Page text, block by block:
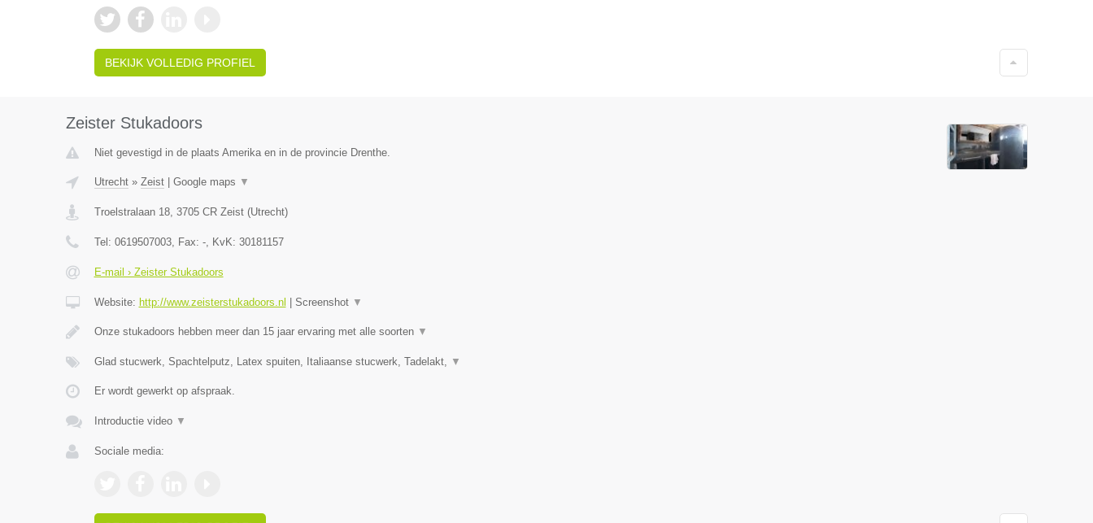
BEKIJK VOLLEDIG PROFIEL
Zeister Stukadoors
Niet gevestigd in de plaats Amerika en in de provincie Drenthe.
Utrecht» Zeist| Google maps ▼
Troelstralaan 18, 3705 CR Zeist(Utrecht)
Tel: 0619507003, Fax: -, KvK: 30181157
E-mail › Zeister Stukadoors
Website: http://www.zeisterstukadoors.nl Screenshot ▼
Onze stukadoors hebben meer dan 15 jaar ervaring met alle soorten ▼
Glad stucwerk, Spachtelputz, Latex spuiten, Italiaanse stucwerk, Tadelakt, ▼
Er wordt gewerkt op afspraak.
Introductie video ▼
Sociale media: